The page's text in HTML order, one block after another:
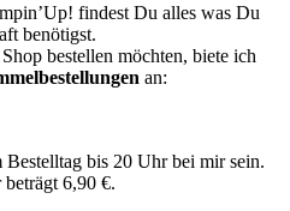
findest Du alles was Du
benötigst.
bestellen möchten, biete ich
an:
Bestelltag bis 20 Uhr bei mir sein.
6,90 €.